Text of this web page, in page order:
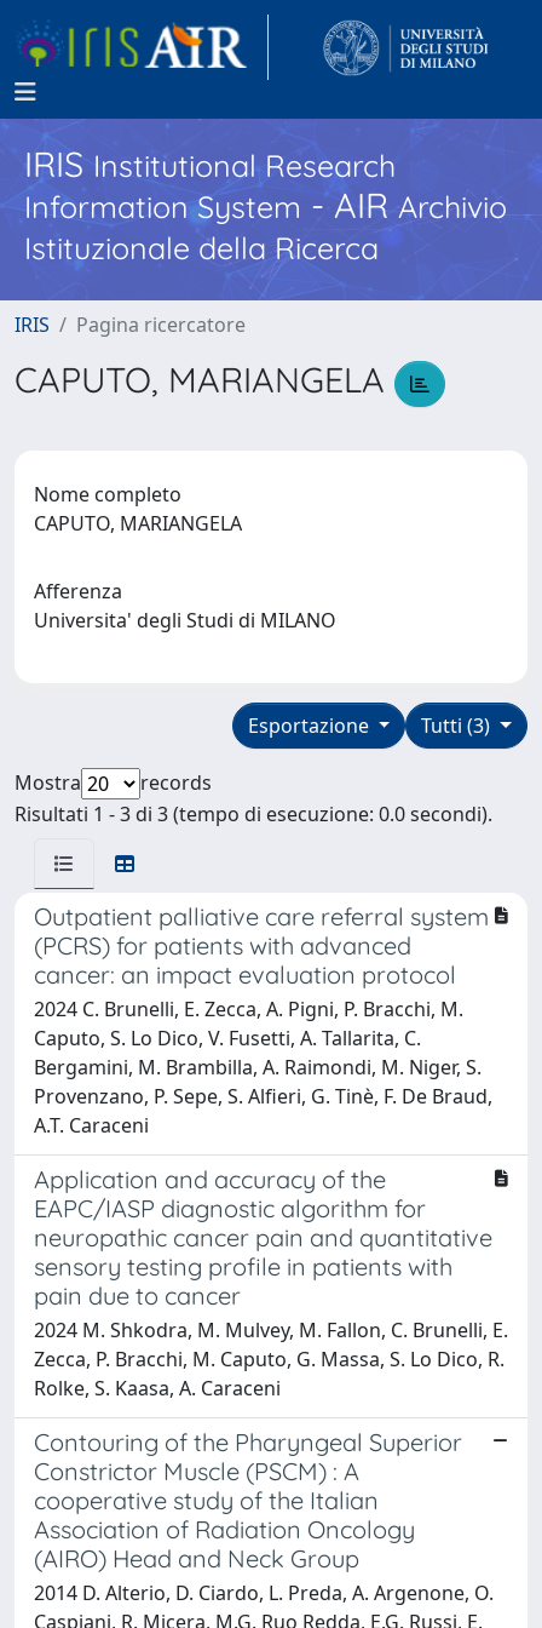
IRISInstitutional Research
Information System - AIR Archivio
Istituzionale della Ricerca
IRIS Pagina ricercatore
CAPUTO, MARIANGELA
Nome completo
CAPUTO, MARIANGELA
Afferenza
Universita' degli Studi di MILANO
Tutti (3)
Esportazione
Mostra
records
Risultati 1 - 3 di 3 (tempo di esecuzione: 0.0 secondi).
Outpatient palliative care referral system
(PCRS) for patients with advanced
cancer: an impact evaluation protocol
2024 C. Brunelli, E. Zecca, A. Pigni, P. Bracchi, M.
Caputo, S. Lo Dico, V. Fusetti, A. Tallarita, C.
Bergamini, M. Brambilla, A. Raimondi, M. Niger, S.
Provenzano, P. Sepe, S. Alfieri, G. Tinè, F. De Braud,
A.T. Caraceni
Application and accuracy of the
EAPC/IASP diagnostic algorithm for
neuropathic cancer pain and quantitative
sensory testing profile in patients with
pain due to cancer
2024 M. Shkodra, M. Mulvey, M. Fallon, C. Brunelli, E.
Zecca, P. Bracchi, M. Caputo, G. Massa, S. Lo Dico, R.
Rolke, S. Kaasa, A. Caraceni
Contouring of the Pharyngeal Superior
Constrictor Muscle (PSCM) : A
cooperative study of the Italian
Association of Radiation Oncology
(AIRO) Head and Neck Group
2014 D. Alterio, D. Ciardo, L. Preda, A. Argenone, O.
Caspiani, R. Micera, M.G. Ruo Redda, E.G. Russi, E.